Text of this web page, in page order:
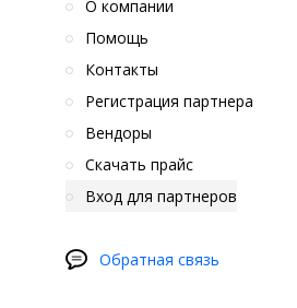
О компании
Помощь
Контакты
Регистрация партнера
Вендоры
Скачать прайс
Вход для партнеров
Обратная связь